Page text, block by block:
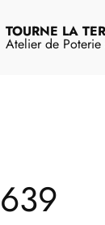
TOURNE LA
Atelier de